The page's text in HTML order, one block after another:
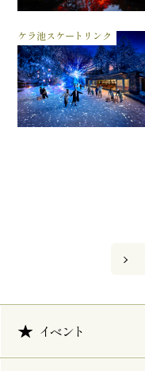
ケラ池スケートリンク
イベント